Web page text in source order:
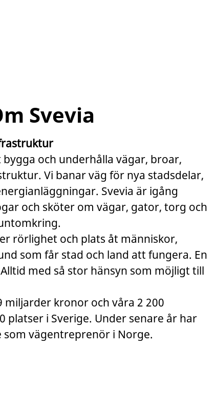
Svevia
bygga och underhålla vägar, broar,
Vi banar väg för nya stadsdelar,
Svevia är igång
och sköter om vägar, gator, torg och
rörlighet och plats åt människor,
som får stad och land att fungera. En
med så stor hänsyn som möjligt till
miljarder kronor och våra 2 200
platser i Sverige. Under senare år har
som vägentreprenör i Norge.